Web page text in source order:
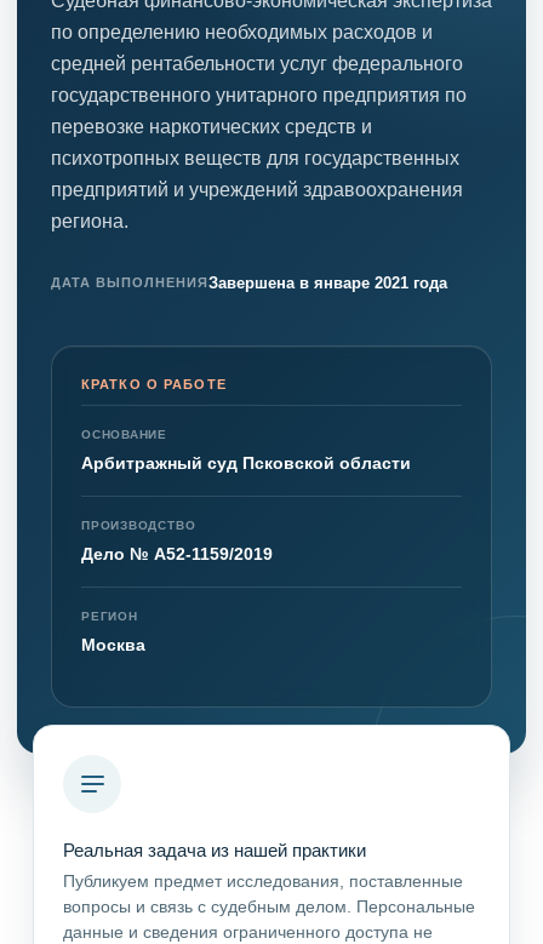
по определению необходимых расходов и
средней рентабельности услуг федерального
государственного унитарного предприятия по
перевозке наркотических средств и
психотропных веществ для государственных
предприятий и учреждений здравоохранения
региона.
ДАТА ВЫПОЛНЕНИЯЗавершена в январе 2021 года
КРАТКО О РАБОТЕ
ОСНОВАНИЕ
Арбитражный суд Псковской области
ПРОИЗВОДСТВО
Дело № А52-1159/2019
РЕГИОН
Москва
Реальная задача из нашей практики
Публикуем предмет исследования, поставленные
вопросы и связь с судебным делом. Персональные
данные и сведения ограниченного доступа не